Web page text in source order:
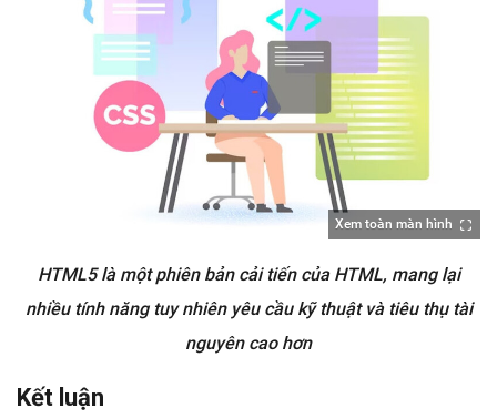
Xem toàn màn hình
HTML5 là một phiên bản cải tiến của HTML, mang lại
nhiều tính năng tuy nhiên yêu cầu kỹ thuật và tiêu thụ tài
nguyên cao hơn
Kết luận